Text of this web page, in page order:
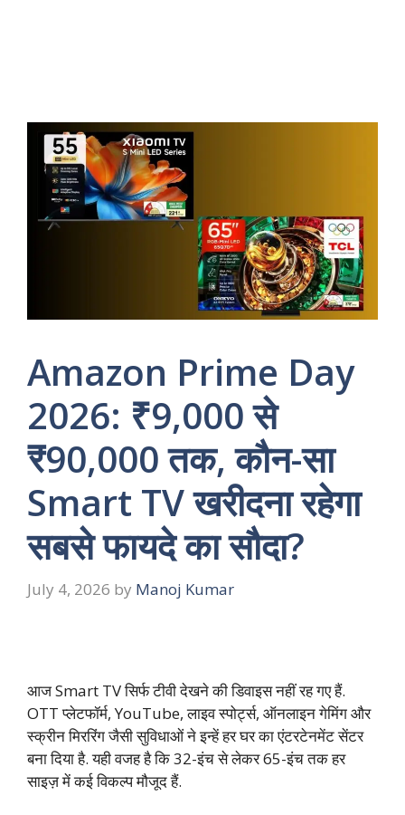
Amazon Prime Day
2026: ₹9,000 से
₹90,000 तक, कौन-सा
Smart TV खरीदना रहेगा
सबसे फायदे का सौदा?
July 4, 2026 by Manoj Kumar
आज Smart TV सिर्फ टीवी देखने की डिवाइस नहीं रह गए हैं.
OTT प्लेटफॉर्म, YouTube, लाइव स्पोर्ट्स, ऑनलाइन गेमिंग और
स्क्रीन मिररिंग जैसी सुविधाओं ने इन्हें हर घर का एंटरटेनमेंट सेंटर
बना दिया है. यही वजह है कि 32-इंच से लेकर 65-इंच तक हर
साइज़ में कई विकल्प मौजूद हैं.